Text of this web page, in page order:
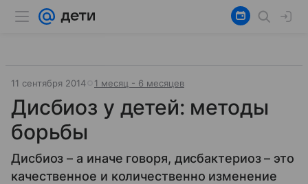
11 сентября 2014 1 месяц - 6 месяцев
Дисбиоз у детей: методы
борьбы
Дисбиоз – а иначе говоря, дисбактериоз – это
качественное и количественно изменение